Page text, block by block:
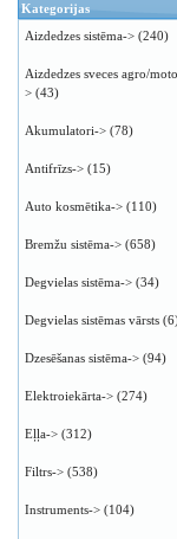
Kategorijas
Aizdedzes sistēma-> (240)
Aizdedzes sveces agro/
> (43)
Akumulatori-> (78)
Antifrīzs-> (15)
Auto kosmētika-> (110)
Bremžu sistēma-> (658)
Degvielas sistēma-> (34)
Degvielas sistēmas vārsts
Dzesēšanas sistēma-> (94)
Elektroiekārta-> (274)
Eļļa-> (312)
Filtrs-> (538)
Instruments-> (104)